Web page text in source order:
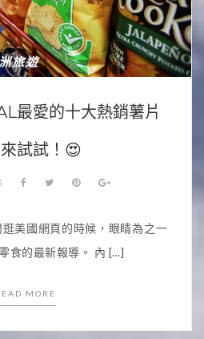
旅遊
最愛的十大熱銷薯片
試試！😍
美國網頁的時候，眼睛為之一
食的最新報導。 內 […]
MORE